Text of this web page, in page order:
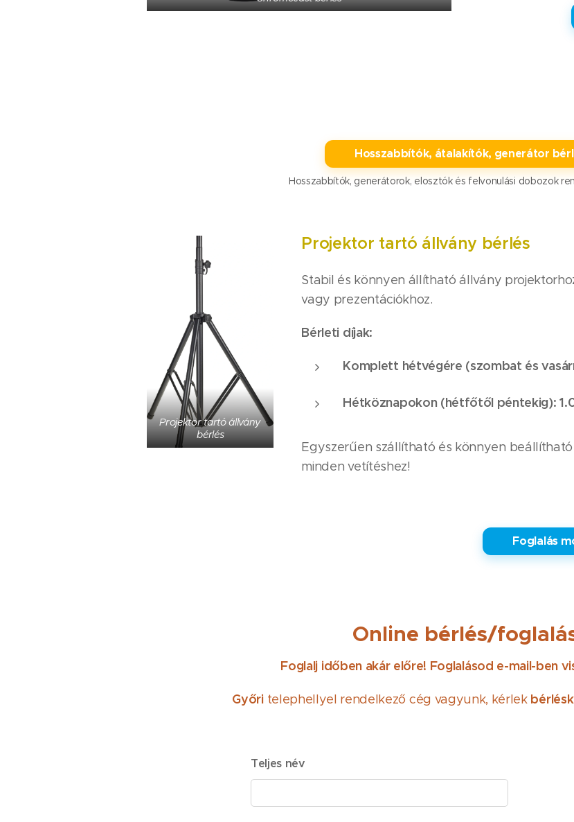
🔌 Hosszabbítók, átalakítók, generátor
Hosszabbítók, generátorok, elosztók és felvonulási dobozok
Projektor tartó állvány
bérlés
Projektor tartó állvány bérlés
Stabil és könnyen állítható állvány
vagy prezentációkhoz.
Bérleti díjak:
Komplett hétvégére (szombat és
Hétköznapokon (hétfőtől péntekig):
Egyszerűen szállítható és könnyen
minden vetítéshez!
✅ Foglalás
Online bérlés/
Foglalj időben akár előre! Foglalásod e-mail-ben
Győritelephellyel rendelkező cég vagyunk, kérlek
Teljes név